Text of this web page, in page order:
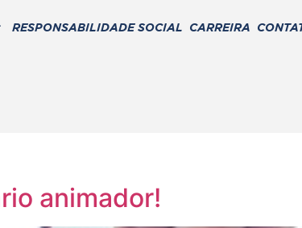
RESPONSABILIDADE SOCIAL CARREIRA
animador!